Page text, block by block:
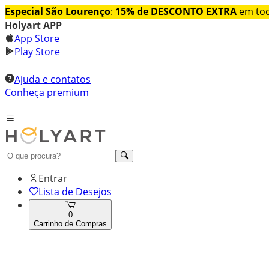
Especial São Lourenço: 15% de DESCONTO EXTRA em
Holyart APP
App Store
Play Store
Ajuda e contatos
Conheça premium
Entrar
Lista de Desejos
0
Carrinho de Compras